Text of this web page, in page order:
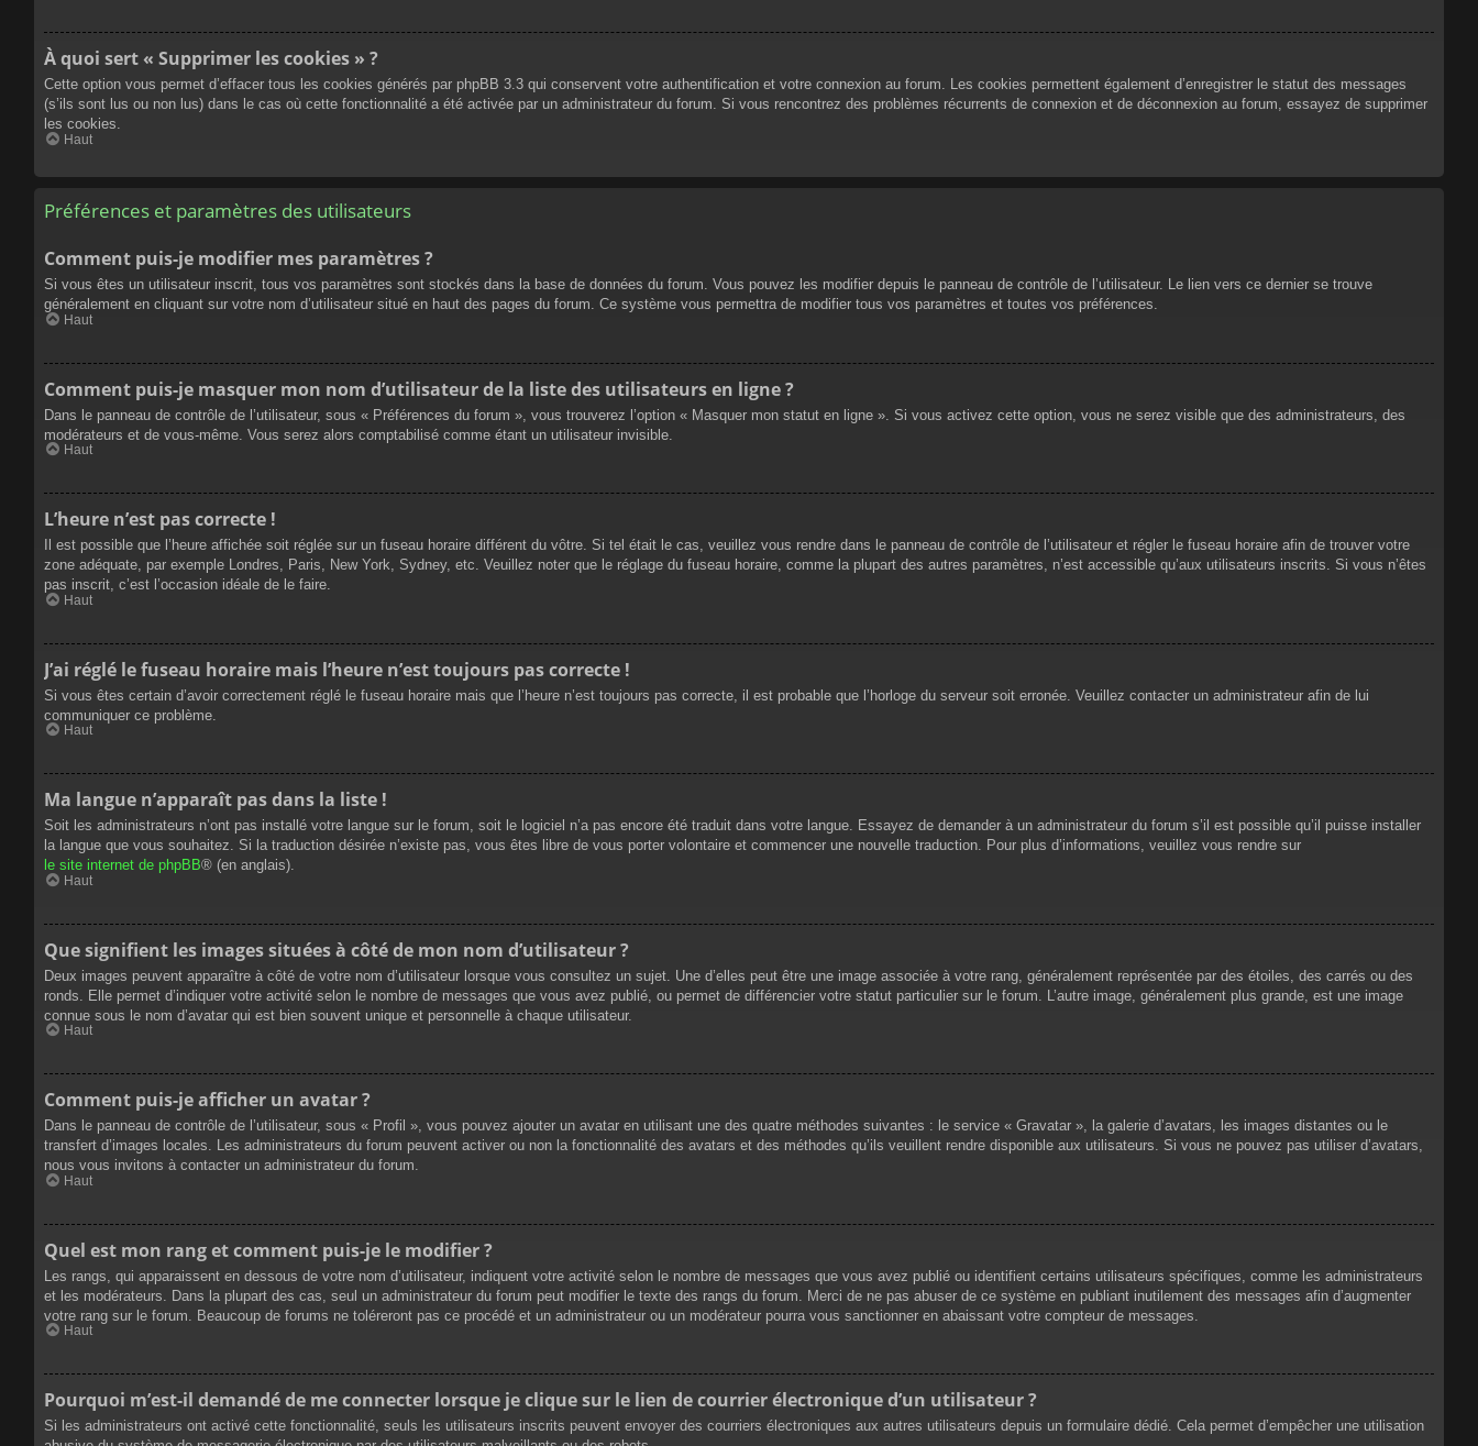
À quoi sert « Supprimer les cookies » ?
Cette option vous permet d’effacer tous les cookies générés par phpBB 3.3 qui conservent votre authentification et votre connexion au forum. Les cookies permettent également d’enregistrer le statut des messages
(s’ils sont lus ou non lus) dans le cas où cette fonctionnalité a été activée par un administrateur du forum. Si vous rencontrez des problèmes récurrents de connexion et de déconnexion au forum, essayez de supprimer
les cookies.
Haut
Préférences et paramètres des utilisateurs
Comment puis-je modifier mes paramètres ?
Si vous êtes un utilisateur inscrit, tous vos paramètres sont stockés dans la base de données du forum. Vous pouvez les modifier depuis le panneau de contrôle de l’utilisateur. Le lien vers ce dernier se trouve
généralement en cliquant sur votre nom d’utilisateur situé en haut des pages du forum. Ce système vous permettra de modifier tous vos paramètres et toutes vos préférences.
Haut
Comment puis-je masquer mon nom d’utilisateur de la liste des utilisateurs en ligne ?
Dans le panneau de contrôle de l’utilisateur, sous « Préférences du forum », vous trouverez l’option « Masquer mon statut en ligne ». Si vous activez cette option, vous ne serez visible que des administrateurs, des
modérateurs et de vous-même. Vous serez alors comptabilisé comme étant un utilisateur invisible.
Haut
L’heure n’est pas correcte !
Il est possible que l’heure affichée soit réglée sur un fuseau horaire différent du vôtre. Si tel était le cas, veuillez vous rendre dans le panneau de contrôle de l’utilisateur et régler le fuseau horaire afin de trouver votre
zone adéquate, par exemple Londres, Paris, New York, Sydney, etc. Veuillez noter que le réglage du fuseau horaire, comme la plupart des autres paramètres, n’est accessible qu’aux utilisateurs inscrits. Si vous n’êtes
pas inscrit, c’est l’occasion idéale de le faire.
Haut
J’ai réglé le fuseau horaire mais l’heure n’est toujours pas correcte !
Si vous êtes certain d’avoir correctement réglé le fuseau horaire mais que l’heure n’est toujours pas correcte, il est probable que l’horloge du serveur soit erronée. Veuillez contacter un administrateur afin de lui
communiquer ce problème.
Haut
Ma langue n’apparaît pas dans la liste !
Soit les administrateurs n’ont pas installé votre langue sur le forum, soit le logiciel n’a pas encore été traduit dans votre langue. Essayez de demander à un administrateur du forum s’il est possible qu’il puisse installer
la langue que vous souhaitez. Si la traduction désirée n’existe pas, vous êtes libre de vous porter volontaire et commencer une nouvelle traduction. Pour plus d’informations, veuillez vous rendre sur
le site internet de phpBB® (en anglais).
Haut
Que signifient les images situées à côté de mon nom d’utilisateur ?
Deux images peuvent apparaître à côté de votre nom d’utilisateur lorsque vous consultez un sujet. Une d’elles peut être une image associée à votre rang, généralement représentée par des étoiles, des carrés ou des
ronds. Elle permet d’indiquer votre activité selon le nombre de messages que vous avez publié, ou permet de différencier votre statut particulier sur le forum. L’autre image, généralement plus grande, est une image
connue sous le nom d’avatar qui est bien souvent unique et personnelle à chaque utilisateur.
Haut
Comment puis-je afficher un avatar ?
Dans le panneau de contrôle de l’utilisateur, sous « Profil », vous pouvez ajouter un avatar en utilisant une des quatre méthodes suivantes : le service « Gravatar », la galerie d’avatars, les images distantes ou le
transfert d’images locales. Les administrateurs du forum peuvent activer ou non la fonctionnalité des avatars et des méthodes qu’ils veuillent rendre disponible aux utilisateurs. Si vous ne pouvez pas utiliser d’avatars,
nous vous invitons à contacter un administrateur du forum.
Haut
Quel est mon rang et comment puis-je le modifier ?
Les rangs, qui apparaissent en dessous de votre nom d’utilisateur, indiquent votre activité selon le nombre de messages que vous avez publié ou identifient certains utilisateurs spécifiques, comme les administrateurs
et les modérateurs. Dans la plupart des cas, seul un administrateur du forum peut modifier le texte des rangs du forum. Merci de ne pas abuser de ce système en publiant inutilement des messages afin d’augmenter
votre rang sur le forum. Beaucoup de forums ne toléreront pas ce procédé et un administrateur ou un modérateur pourra vous sanctionner en abaissant votre compteur de messages.
Haut
Pourquoi m’est-il demandé de me connecter lorsque je clique sur le lien de courrier électronique d’un utilisateur ?
Si les administrateurs ont activé cette fonctionnalité, seuls les utilisateurs inscrits peuvent envoyer des courriers électroniques aux autres utilisateurs depuis un formulaire dédié. Cela permet d’empêcher une utilisation